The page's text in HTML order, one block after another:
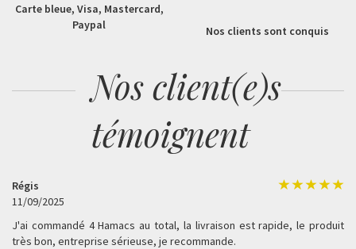
Carte bleue, Visa, Mastercard,
Paypal
Nos clients sont conquis
Nos client(e)s
témoignent
Régis
11/09/2025
J'ai commandé 4 Hamacs au total, la livraison est rapide, le produit
très bon, entreprise sérieuse, je recommande.